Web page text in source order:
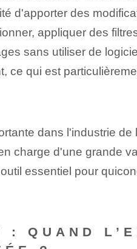
d'apporter des
appliquer des
sans utiliser de
ce qui est
dans l'industrie
charge d'une grande
essentiel pour
QUAND